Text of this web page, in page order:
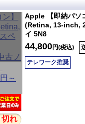
れ
Apple 【即納パソ
(Retina, 13-inch,
イ 5N8
44,800円(税込)
テレワーク推奨